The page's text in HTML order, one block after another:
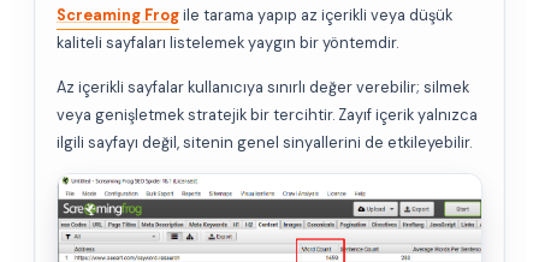
Screaming Frogile tarama yapıp az içerikli veya düşük
kaliteli sayfaları listelemek yaygın bir yöntemdir.
Az içerikli sayfalar kullanıcıya sınırlı değer verebilir; silmek
veya genişletmek stratejik bir tercihtir. Zayıf içerik yalnızca
ilgili sayfayı değil, sitenin genel sinyallerini de etkileyebilir.